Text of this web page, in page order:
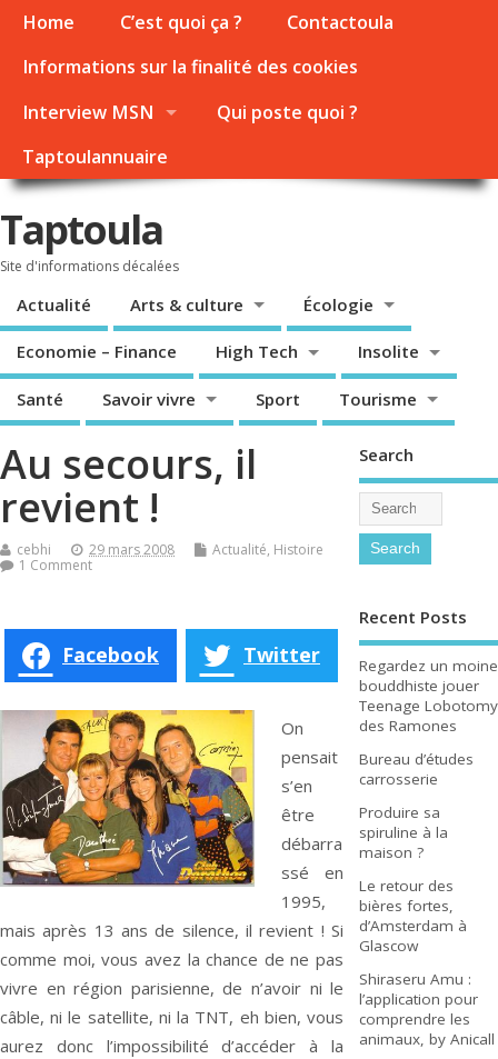
Home C’est quoi ça ?
Contactoula
Informations sur la finalité des cookies
Interview MSN
Qui poste quoi ?
Taptoulannuaire
Taptoula
Site d'informations décalées
Actualité Arts & culture Écologie
Economie – Finance High Tech Insolite
Santé Savoir vivre Sport Tourisme
Au secours, il
revient !
cebhi 29 mars 2008 Actualité, Histoire
1 Comment
Facebook Twitter
On
pensait
s’en
être
débarra
ssé en
1995,
mais après 13 ans de silence, il revient ! Si
comme moi, vous avez la chance de ne pas
vivre en région parisienne, de n’avoir ni le
câble, ni le satellite, ni la TNT, eh bien, vous
aurez donc l’impossibilité d’accéder à la
Search
Recent Posts
Regardez un moine
bouddhiste jouer
Teenage Lobotomy
des Ramones
Bureau d’études
carrosserie
Produire sa
spiruline à la
maison ?
Le retour des
bières fortes,
d’Amsterdam à
Glascow
Shiraseru Amu :
l’application pour
comprendre les
animaux, by Anicall